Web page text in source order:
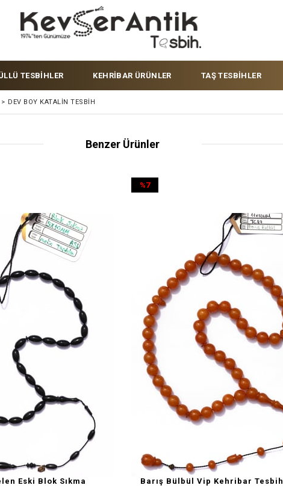
TESBİHLER KEHRİBAR ÜRÜNLER TAŞ TESBİHLER
> DEV BOY KATALIN TESBIH
Benzer Ürünler
Eski Blok Sıkma
Barış Bülbül Vip Kehribar Tesbih
%7